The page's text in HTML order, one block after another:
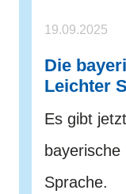
19.09.2025
Die
Leichter
Es gibt
Sprache.